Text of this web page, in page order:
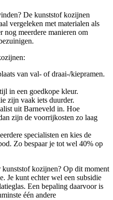
De kunststof kozijnen
vergeleken met materialen als
nog meerdere manieren om
van val- of draai-/kiepramen.
in een goedkope kleur.
zijn vaak iets duurder.
uit Barneveld in. Hoe
zijn de voorrijkosten zo laag
specialisten en kies de
Zo bespaar je tot wel 40% op
kunststof kozijnen? Op dit moment
Je kunt echter wel een subsidie
Een bepaling daarvoor is
één andere